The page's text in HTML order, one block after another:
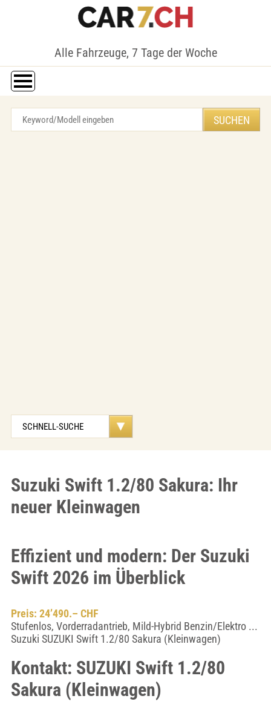
Alle Fahrzeuge, 7 Tage der Woche
Suzuki Swift 1.2/80 Sakura: Ihr
neuer Kleinwagen
Effizient und modern: Der Suzuki
Swift 2026 im Überblick
Preis: 24’490.– CHF
Stufenlos, Vorderradantrieb, Mild-Hybrid Benzin/Elektro ...
Suzuki SUZUKI Swift 1.2/80 Sakura (Kleinwagen)
Kontakt: SUZUKI Swift 1.2/80
Sakura (Kleinwagen)